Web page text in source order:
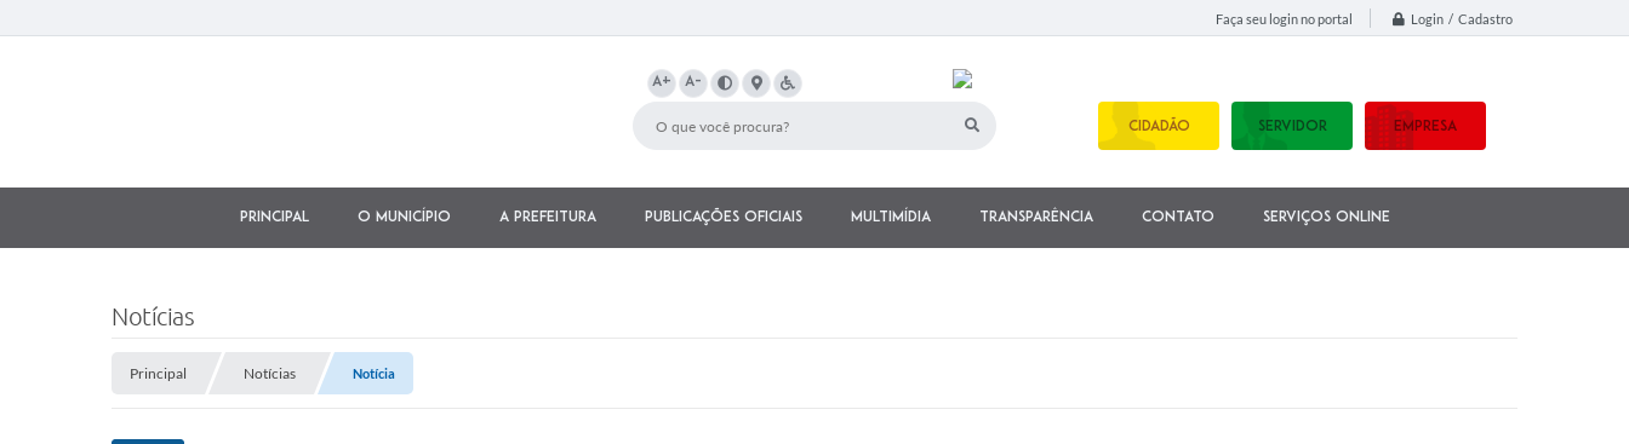
Faça seu login no portal Login / Cadastro
A+ A-
CIDADÃO SERVIDOR EMPRESA
Principal O município A Prefeitura Publicações Oficiais Multimídia Transparência Contato Serviços Online
Notícias
Principal Notícias Notícia